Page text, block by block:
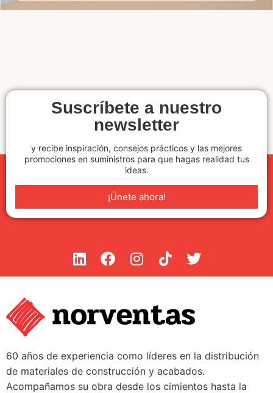
Suscríbete a nuestro
newsletter
y recibe inspiración, consejos prácticos y las mejores
promociones en suministros para que hagas realidad tus
ideas.
¡Únete ahora!
60 años de experiencia como líderes en la distribución
de materiales de construcción y acabados.
Acompañamos su obra desde los cimientos hasta la